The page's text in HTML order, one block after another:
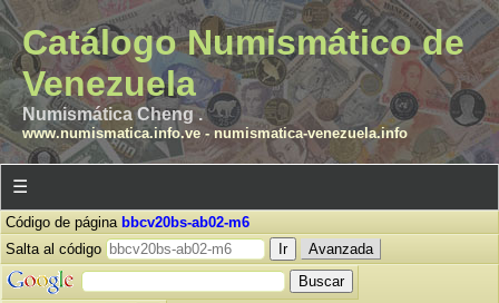
Catálogo Numismático de
Venezuela
Numismática Cheng .
www.numismatica.info.ve- numismatica-venezuela.info
☰
Código de página bbcv20bs-ab02-m6
Salta al código
Avanzada